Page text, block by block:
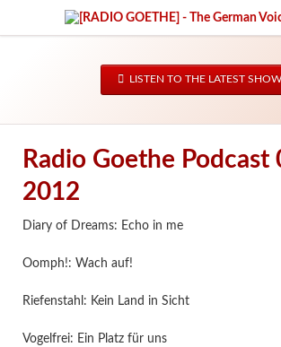
LISTEN TO THE LATEST
Radio Goethe Podcast
2012
Diary of Dreams: Echo in me
Oomph!: Wach auf!
Riefenstahl: Kein Land in Sicht
Vogelfrei: Ein Platz für uns